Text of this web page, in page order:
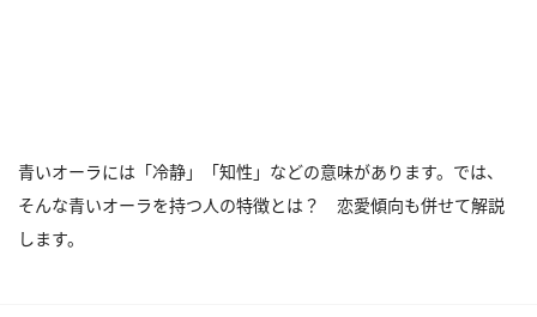
青いオーラには「冷静」「知性」などの意味があります。では、
そんな青いオーラを持つ人の特徴とは？ 恋愛傾向も併せて解説
します。